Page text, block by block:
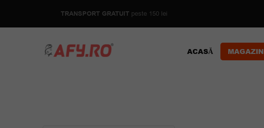
TRANSPORT GRATUIT peste 150 lei
ACASĂ MAGAZIN